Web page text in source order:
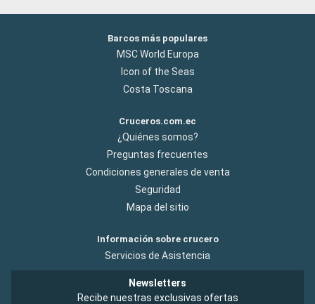
Barcos más populares
MSC World Europa
Icon of the Seas
Costa Toscana
Cruceros.com.ec
¿Quiénes somos?
Preguntas frecuentes
Condiciones generales de venta
Seguridad
Mapa del sitio
Información sobre crucero
Servicios de Asistencia
Newsletters
Recibe nuestras exclusivas ofertas